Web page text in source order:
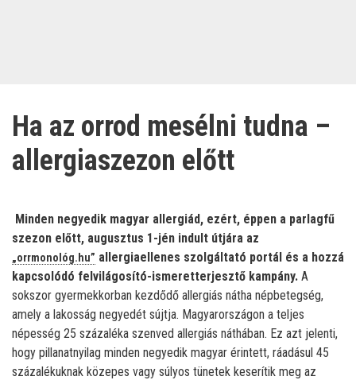
Ha az orrod mesélni tudna –
allergiaszezon előtt
Minden negyedik magyar allergiád, ezért, éppen a parlagfű
szezon előtt, augusztus 1-jén indult útjára az
„orrmonológ.hu” allergiaellenes szolgáltató portál és a hozzá
kapcsolódó felvilágosító-ismeretterjesztő kampány. A
sokszor gyermekkorban kezdődő allergiás nátha népbetegség,
amely a lakosság negyedét sújtja. Magyarországon a teljes
népesség 25 százaléka szenved allergiás náthában. Ez azt jelenti,
hogy pillanatnyilag minden negyedik magyar érintett, ráadásul 45
százalékuknak közepes vagy súlyos tünetek keserítik meg az